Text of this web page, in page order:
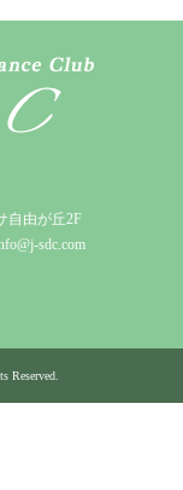
自由が丘2F
sdc.com
Reserved.